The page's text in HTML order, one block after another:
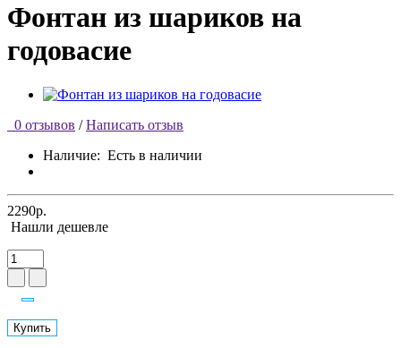
Фонтан из шариков на
годовасие
0 отзывов / Написать отзыв
Наличие: Есть в наличии
2290р.
Нашли дешевле
Купить